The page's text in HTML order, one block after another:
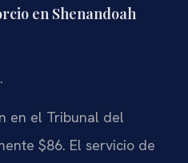
en Shenandoah
en el Tribunal del
$86. El servicio de